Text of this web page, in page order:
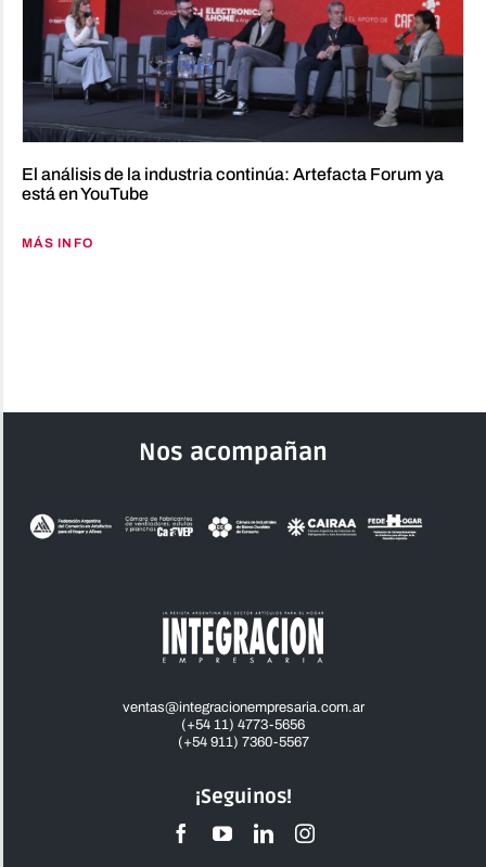
El análisis de la industria continúa: Artefacta Forum ya
está en YouTube
MÁS INFO
Nos acompañan
¡Seguinos!
ventas@integracionempresaria.com.ar
(+54 11) 4773-5656
(+54 911) 7360-5567